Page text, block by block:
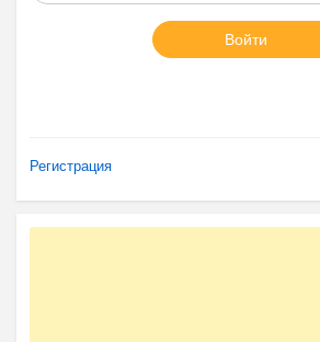
Войти
Регистрация